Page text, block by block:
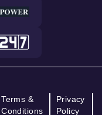
Terms &
Conditions
Privacy
Policy